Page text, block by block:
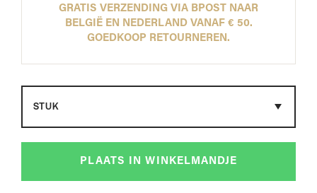
GRATIS VERZENDING VIA BPOST NAAR
BELGIË EN NEDERLAND VANAF € 50.
GOEDKOOP RETOURNEREN.
PLAATS IN WINKELMANDJE